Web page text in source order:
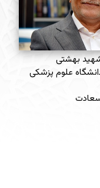
بهشتی
علوم پزشکی
سعادت